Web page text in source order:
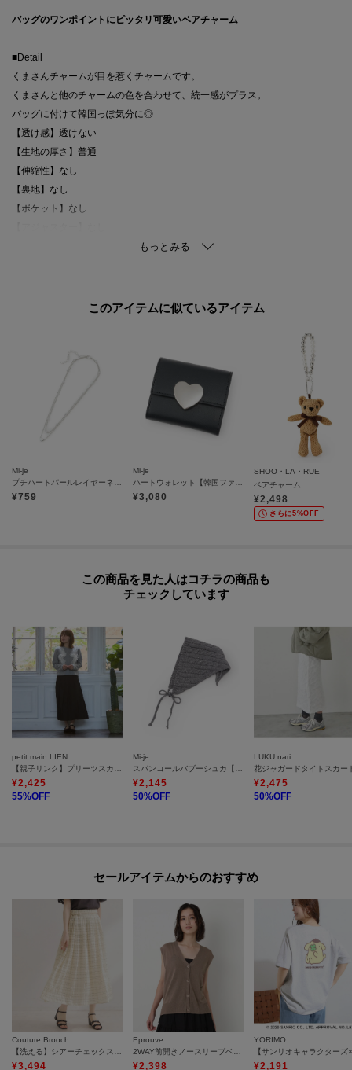
バッグのワンポイントにピッタリ可愛いベアチャーム
■Detail
くまさんチャームが目を惹くチャームです。
くまさんと他のチャームの色を合わせて、統一感がプラス。
バッグに付けて韓国っぽ気分に◎
【透け感】透けない
【生地の厚さ】普通
【伸縮性】なし
【裏地】なし
【ポケット】なし
このアイテムに似ているアイテム
Mi-je
¥759
Mi-je
¥3,080
SHOO・LA・RUE
ベアチャーム
¥2,498
さらに5%OFF
この商品を見た人はコチラの商品も
チェックしています
petit main LIEN
【親子リンク】プリーツスカート
¥2,425
55%OFF
Mi-je
スパンコールバブーシュカ【韓国ファッション】
¥2,145
50%OFF
LUKU nari
花ジャガードタイトスカー
¥2,475
50%OFF
セールアイテムからのおすすめ
Couture Brooch
¥3,494
Eprouve
¥2,398
YORIMO
¥2,191